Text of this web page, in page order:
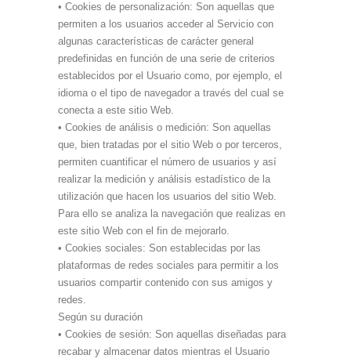
• Cookies de personalización: Son aquellas que
permiten a los usuarios acceder al Servicio con
algunas características de carácter general
predefinidas en función de una serie de criterios
establecidos por el Usuario como, por ejemplo, el
idioma o el tipo de navegador a través del cual se
conecta a este sitio Web.
• Cookies de análisis o medición: Son aquellas
que, bien tratadas por el sitio Web o por terceros,
permiten cuantificar el número de usuarios y así
realizar la medición y análisis estadístico de la
utilización que hacen los usuarios del sitio Web.
Para ello se analiza la navegación que realizas en
este sitio Web con el fin de mejorarlo.
• Cookies sociales: Son establecidas por las
plataformas de redes sociales para permitir a los
usuarios compartir contenido con sus amigos y
redes.
Según su duración
• Cookies de sesión: Son aquellas diseñadas para
recabar y almacenar datos mientras el Usuario